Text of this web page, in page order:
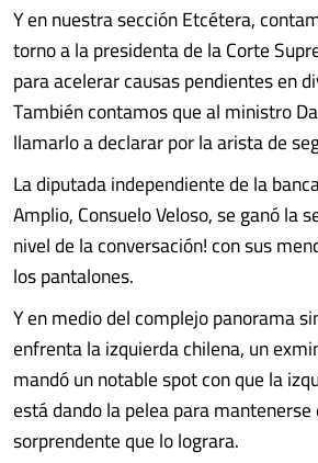
Y en nuestra sección Etcétera,
torno a la presidenta de la Corte
para acelerar causas pendientes en
También contamos que al ministro
llamarlo a declarar por la arista de
La diputada independiente de la
Amplio, Consuelo Veloso, se ganó la
nivel de la conversación! con sus
los pantalones.
Y en medio del complejo panorama
enfrenta la izquierda chilena, un
mandó un notable spot con que la
está dando la pelea para
sorprendente que lo lograra.